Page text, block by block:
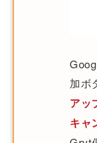
加ボ
アッ
キャ